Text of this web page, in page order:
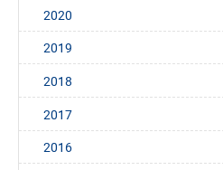
2020
2019
2018
2017
2016